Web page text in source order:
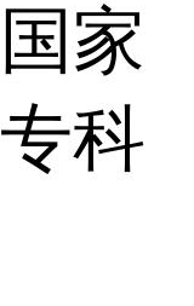
家
科